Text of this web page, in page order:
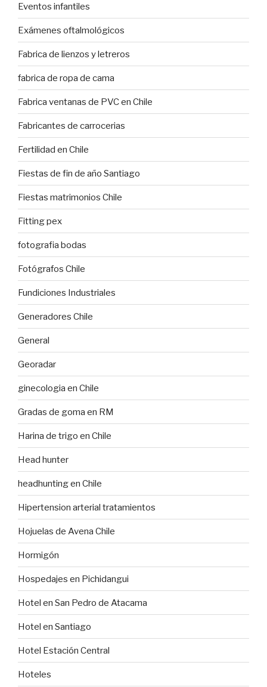
Eventos infantiles
Exámenes oftalmológicos
Fabrica de lienzos y letreros
fabrica de ropa de cama
Fabrica ventanas de PVC en Chile
Fabricantes de carrocerias
Fertilidad en Chile
Fiestas de fin de año Santiago
Fiestas matrimonios Chile
Fitting pex
fotografia bodas
Fotógrafos Chile
Fundiciones Industriales
Generadores Chile
General
Georadar
ginecologia en Chile
Gradas de goma en RM
Harina de trigo en Chile
Head hunter
headhunting en Chile
Hipertension arterial tratamientos
Hojuelas de Avena Chile
Hormigón
Hospedajes en Pichidangui
Hotel en San Pedro de Atacama
Hotel en Santiago
Hotel Estación Central
Hoteles